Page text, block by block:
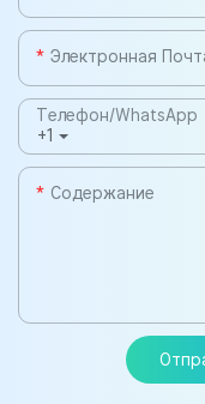
Электронная
+1
Телефон/WhatsApp
Содержание